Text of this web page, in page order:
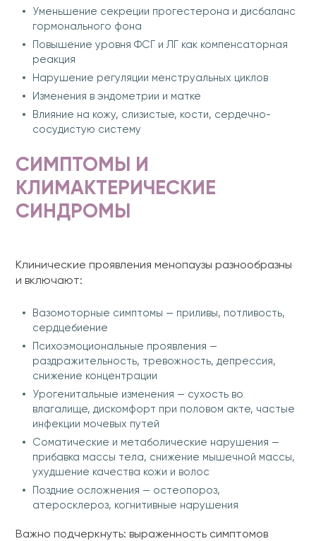
Уменьшение секреции прогестерона и дисбаланс
гормонального фона
Повышение уровня ФСГ и ЛГ как компенсаторная
реакция
Нарушение регуляции менструальных циклов
Изменения в эндометрии и матке
Влияние на кожу, слизистые, кости, сердечно-
сосудистую систему
СИМПТОМЫ И
КЛИМАКТЕРИЧЕСКИЕ
СИНДРОМЫ
Клинические проявления менопаузы разнообразны
и включают:
Вазомоторные симптомы — приливы, потливость,
сердцебиение
Психоэмоциональные проявления —
раздражительность, тревожность, депрессия,
снижение концентрации
Урогенитальные изменения — сухость во
влагалище, дискомфорт при половом акте, частые
инфекции мочевых путей
Соматические и метаболические нарушения —
прибавка массы тела, снижение мышечной массы,
ухудшение качества кожи и волос
Поздние осложнения — остеопороз,
атеросклероз, когнитивные нарушения
Важно подчеркнуть: выраженность симптомов